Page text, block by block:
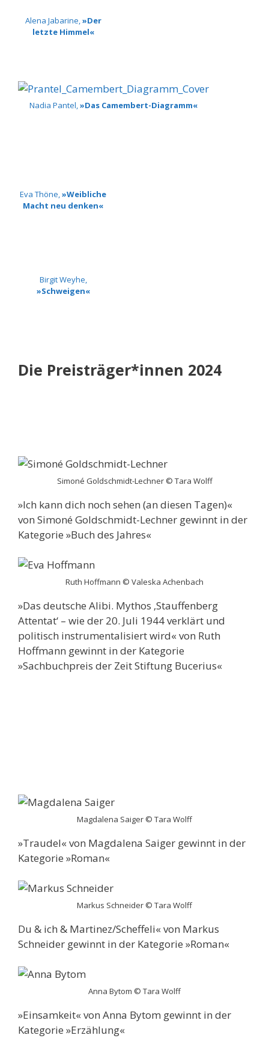
Alena Jabarine,»Der
letzte Himmel«
Nadia Pantel,»Das Camembert-Diagramm«
Eva Thöne,»Weibliche
Macht neu denken«
Birgit Weyhe,
»Schweigen«
Die Preisträger*innen 2024
Simoné Goldschmidt-Lechner © Tara Wolff
»Ich kann dich noch sehen (an diesen Tagen)«
von Simoné Goldschmidt-Lechner gewinnt in der
Kategorie »Buch des Jahres«
Ruth Hoffmann © Valeska Achenbach
»Das deutsche Alibi. Mythos ‚Stauffenberg
Attentat‘ – wie der 20. Juli 1944 verklärt und
politisch instrumentalisiert wird« von Ruth
Hoffmann gewinnt in der Kategorie
»Sachbuchpreis der Zeit Stiftung Bucerius«
Magdalena Saiger © Tara Wolff
»Traudel« von Magdalena Saiger gewinnt in der
Kategorie »Roman«
Markus Schneider © Tara Wolff
Du & ich & Martinez/Scheffeli« von Markus
Schneider gewinnt in der Kategorie »Roman«
Anna Bytom © Tara Wolff
»Einsamkeit« von Anna Bytom gewinnt in der
Kategorie »Erzählung«